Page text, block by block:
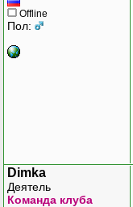
Offline
Пол:
Dimka
Деятель
Команда клуба